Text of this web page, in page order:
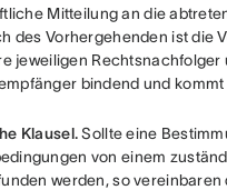
Mitteilung an die
des Vorhergehenden ist die
jeweiligen Rechtsnachfolger
bindend und
Klausel. Sollte eine
von einem
werden, so vereinbaren